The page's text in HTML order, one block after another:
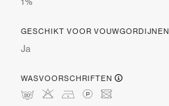
GESCHIKT VOOR VOUWGORDIJNEN
Ja
WASVOORSCHRIFTEN
mHDLU